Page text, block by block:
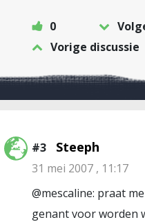
0
Vorige discussie
#3 Steeph
31 mei 2007 , 11:17
@mescaline: praat
genant voor worden